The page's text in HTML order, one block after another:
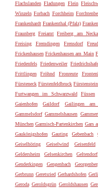
Flachslanden Fladungen Flein
Winzeln Forbach Forchheim
Frankenhardt Frankenthal (Pfalz)
Fraunberg Freiamt Freiberg am
Freising
Fremdingen Frensdorf
Frickenhausen Frickenhausen am Main
Friedenfels Friedenweiler
Frittlingen
Fröhnd Fronreute
Fürsteneck Fürstenfeldbruck Fürstenstein
Furtwangen im Schwarzwald
Füssen
Gaienhofen
Gaildorf Gailingen am
Gammelsdorf Gammelshausen
München Garmisch-Partenkirchen Gars
Gaukönigshofen
Gauting Gebenbach
Geiselhöring
Geiselwind Geisenfeld
Geldersheim
Gelsenkirchen Geltendorf
Genderkingen
Gengenbach
Gerbrunn Geretsried Gerhardshofen
Geroda Geroldsgrün Geroldshausen